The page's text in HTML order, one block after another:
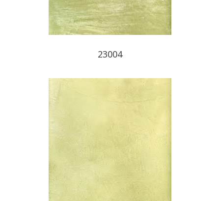
23004